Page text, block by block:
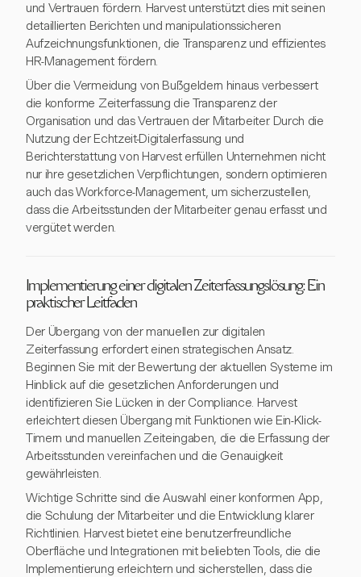
und Vertrauen fördern. Harvest unterstützt dies mit seinen
detaillierten Berichten und manipulationssicheren
Aufzeichnungsfunktionen, die Transparenz und effizientes
HR-Management fördern.
Über die Vermeidung von Bußgeldern hinaus verbessert
die konforme Zeiterfassung die Transparenz der
Organisation und das Vertrauen der Mitarbeiter. Durch die
Nutzung der Echtzeit-Digitalerfassung und
Berichterstattung von Harvest erfüllen Unternehmen nicht
nur ihre gesetzlichen Verpflichtungen, sondern optimieren
auch das Workforce-Management, um sicherzustellen,
dass die Arbeitsstunden der Mitarbeiter genau erfasst und
vergütet werden.
Implementierung einer digitalen Zeiterfassungslösung: Ein
praktischer Leitfaden
Der Übergang von der manuellen zur digitalen
Zeiterfassung erfordert einen strategischen Ansatz.
Beginnen Sie mit der Bewertung der aktuellen Systeme im
Hinblick auf die gesetzlichen Anforderungen und
identifizieren Sie Lücken in der Compliance. Harvest
erleichtert diesen Übergang mit Funktionen wie Ein-Klick-
Timern und manuellen Zeiteingaben, die die Erfassung der
Arbeitsstunden vereinfachen und die Genauigkeit
gewährleisten.
Wichtige Schritte sind die Auswahl einer konformen App,
die Schulung der Mitarbeiter und die Entwicklung klarer
Richtlinien. Harvest bietet eine benutzerfreundliche
Oberfläche und Integrationen mit beliebten Tools, die die
Implementierung erleichtern und sicherstellen, dass die